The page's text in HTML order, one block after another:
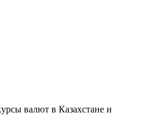
валют в Казахстане и